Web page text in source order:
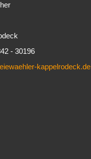
- 30196
kappelrodeck.de